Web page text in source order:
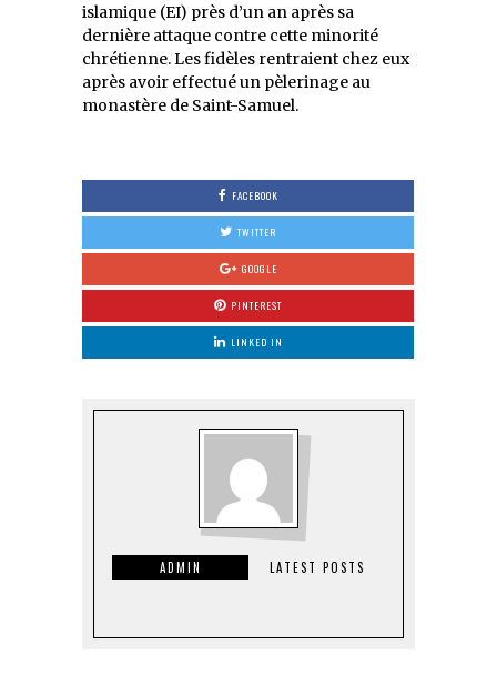
islamique (EI) près d’un an après sa
dernière attaque contre cette minorité
chrétienne. Les fidèles rentraient chez eux
après avoir effectué un pèlerinage au
monastère de Saint-Samuel.
FACEBOOK
TWITTER
GOOGLE
PINTEREST
LINKED IN
ADMIN LATEST POSTS